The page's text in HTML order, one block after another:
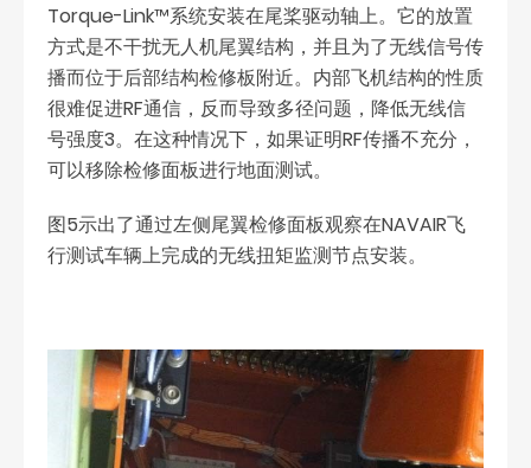
Torque-Link™系统安装在尾桨驱动轴上。它的放置
方式是不干扰无人机尾翼结构，并且为了无线信号传
播而位于后部结构检修板附近。内部飞机结构的性质
很难促进RF通信，反而导致多径问题，降低无线信
号强度3。在这种情况下，如果证明RF传播不充分，
可以移除检修面板进行地面测试。
图5示出了通过左侧尾翼检修面板观察在NAVAIR飞
行测试车辆上完成的无线扭矩监测节点安装。